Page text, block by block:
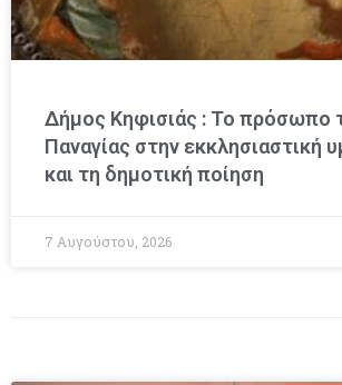
Δήμος Κηφισιάς : Το πρόσωπο
Παναγίας στην εκκλησιαστική
και τη δημοτική ποίηση
7 Αυγούστου, 2026